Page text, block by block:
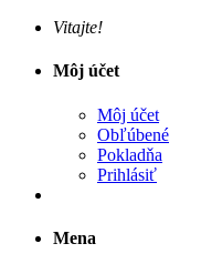
Vitajte!
Môj účet
Môj účet
Obľúbené
Pokladňa
Prihlásiť
Mena